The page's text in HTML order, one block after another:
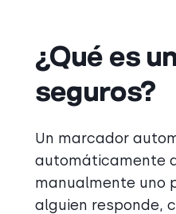
¿Qué es
seguros?
Un marcador
automáticamente
manualmente uno
alguien responde,